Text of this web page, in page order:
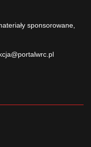
sponsorowane,